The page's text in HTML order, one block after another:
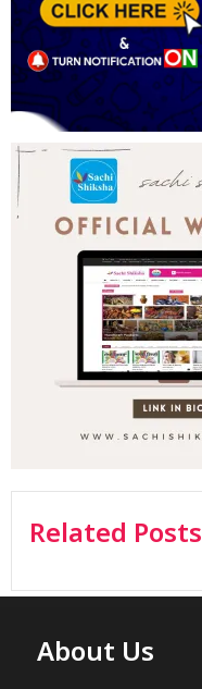
Related Posts
About Us